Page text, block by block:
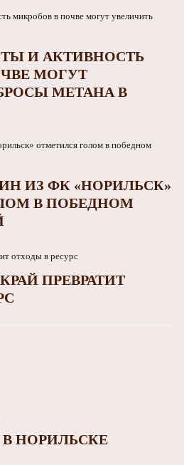
И АКТИВНОСТЬ
МОГУТ
МЕТАНА В
ИЗ ФК «НОРИЛЬСК»
В ПОБЕДНОМ
ПРЕВРАТИТ
НОРИЛЬСКЕ